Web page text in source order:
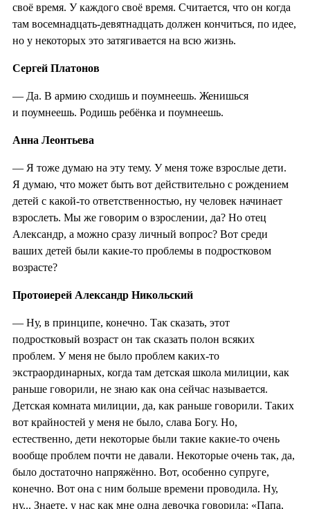
своё время. У каждого своё время. Считается, что он когда
там восемнадцать-девятнадцать должен кончиться, по идее,
но у некоторых это затягивается на всю жизнь.
Сергей Платонов
— Да. В армию сходишь и поумнеешь. Женишься
и поумнеешь. Родишь ребёнка и поумнеешь.
Анна Леонтьева
— Я тоже думаю на эту тему. У меня тоже взрослые дети.
Я думаю, что может быть вот действительно с рождением
детей с какой-то ответственностью, ну человек начинает
взрослеть. Мы же говорим о взрослении, да? Но отец
Александр, а можно сразу личный вопрос? Вот среди
ваших детей были какие-то проблемы в подростковом
возрасте?
Протоиерей Александр Никольский
— Ну, в принципе, конечно. Так сказать, этот
подростковый возраст он так сказать полон всяких
проблем. У меня не было проблем каких-то
экстраординарных, когда там детская школа милиции, как
раньше говорили, не знаю как она сейчас называется.
Детская комната милиции, да, как раньше говорили. Таких
вот крайностей у меня не было, слава Богу. Но,
естественно, дети некоторые были такие какие-то очень
вообще проблем почти не давали. Некоторые очень так, да,
было достаточно напряжённо. Вот, особенно супруге,
конечно. Вот она с ним больше времени проводила. Ну,
ну... Знаете, у нас как мне одна девочка говорила: «Папа,